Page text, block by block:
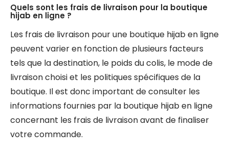
Quels sont les frais de livraison pour la boutique
hijab en ligne ?
Les frais de livraison pour une boutique hijab en ligne
peuvent varier en fonction de plusieurs facteurs
tels que la destination, le poids du colis, le mode de
livraison choisi et les politiques spécifiques de la
boutique. Il est donc important de consulter les
informations fournies par la boutique hijab en ligne
concernant les frais de livraison avant de finaliser
votre commande.